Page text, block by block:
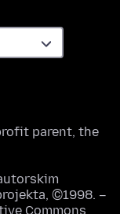
parent, the
©1998. –
Commons